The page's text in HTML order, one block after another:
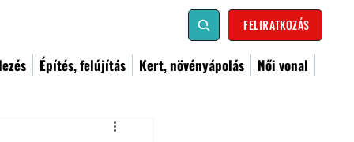
FELIRATKOZÁS
Építés, felújítás Kert, növényápolás
Női vonal